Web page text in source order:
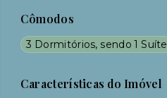
Cômodos
3 Dormitórios, sendo 1 Suíte
Características do Imóvel